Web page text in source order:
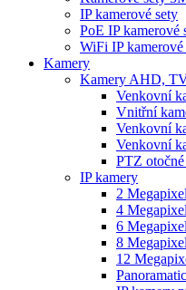
IP kamerové sety
PoE IP kamerové
WiFi IP kamerové
Kamery
Kamery AHD,
Venkovní
Vnitřní
Venkovní
Venkovní
PTZ
IP kamery
2
4
6
8
12